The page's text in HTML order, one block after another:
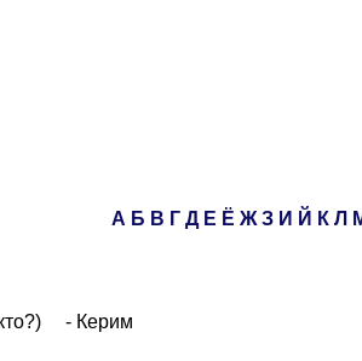
А Б В Г Д Е Ё Ж З И Й К Л
- Керим